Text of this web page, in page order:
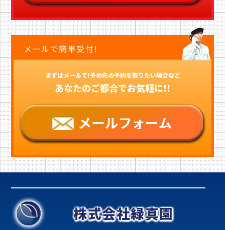
メールで簡単受付!
まずはメールで!予め先の予約を取りたい場合など
あなたのご都合でお気軽に!!
株式会社緑真園